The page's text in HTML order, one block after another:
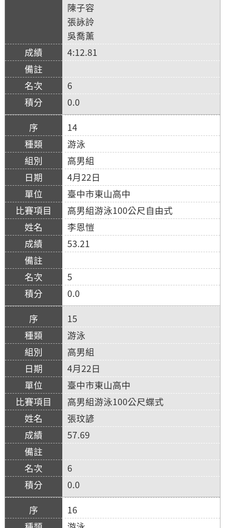
陳子容
張詠詅
吳喬薰
4:12.81
6
0.0
14
游泳
高男組
4月22日
臺中市東山高中
高男組游泳100公尺自由式
李恩愷
53.21
5
0.0
15
游泳
高男組
4月22日
臺中市東山高中
高男組游泳100公尺蝶式
張玟諺
57.69
6
0.0
16